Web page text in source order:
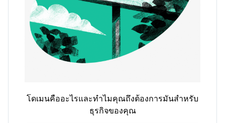
โดเมนคืออะไรและทำไมคุณถึงต้องการมันสำหรับ
ธุรกิจของคุณ